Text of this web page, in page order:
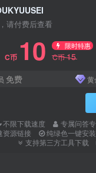
请付费后查看
C币 10 限时特惠
C币15
免费 黄
不限下载速度 专属问答
资源链接
纯绿色一键安
支持第三方工具下载